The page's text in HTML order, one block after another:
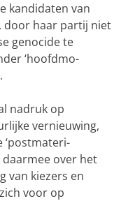
kandidaten van
door haar partij niet
genocide te
‘hoofdmo­
nadruk op
vernieuwing,
‘postmateri­
daarmee over het
van kiezers en
voor op